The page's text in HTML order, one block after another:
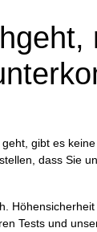
gibt es
dass Sie
Tests und